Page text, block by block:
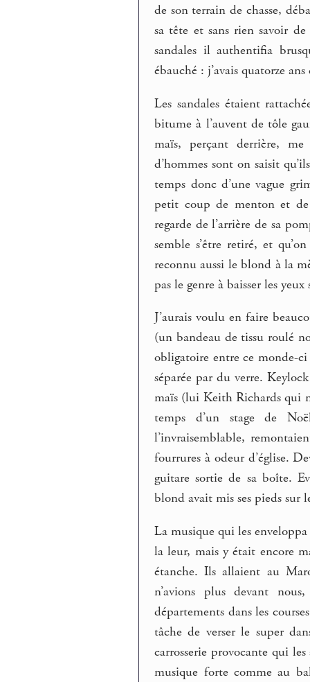
de son terrain de chasse,
sa tête et sans rien savoir
sandales il authentifia
ébauché : j’avais quatorze
Les sandales étaient
bitume à l’auvent de tôle
maïs, perçant derrière,
d’hommes sont on saisit
temps donc d’une vague
petit coup de menton et
regarde de l’arrière de sa
semble s’être retiré, et
reconnu aussi le blond à la
pas le genre à baisser les
J’aurais voulu en faire
(un bandeau de tissu roulé
obligatoire entre ce monde-
séparée par du verre.
maïs (lui Keith Richards qui
temps d’un stage de
l’invraisemblable,
fourrures à odeur d’église.
guitare sortie de sa boîte.
blond avait mis ses pieds sur
La musique qui les
la leur, mais y était encore
étanche. Ils allaient au
n’avions plus devant
départements dans les
tâche de verser le super
carrosserie provocante qui
musique forte comme au